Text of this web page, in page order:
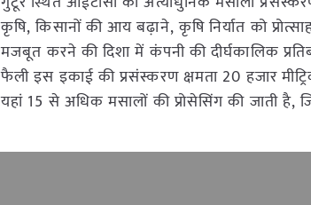
कृषि, किसानों की आय बढ़ाने, कृषि निर्यात को
मजबूत करने की दिशा में कंपनी की दीर्घकालिक
फैली इस इकाई की प्रसंस्करण क्षमता 20 हजार
यहां 15 से अधिक मसालों की प्रोसेसिंग की जाती है,